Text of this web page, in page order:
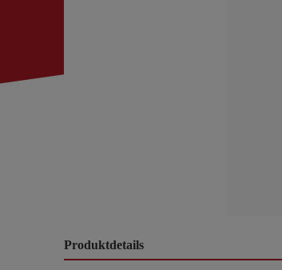
Produktdetails